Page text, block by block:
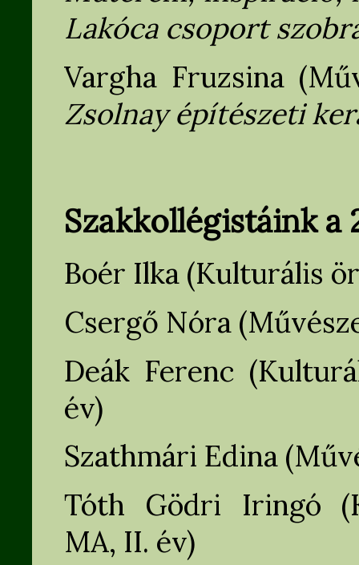
Lakóca csoport
Vargha Fruzsina
Zsolnay építészeti
Szakkollégistáink a
Boér Ilka (Kulturális
Csergő Nóra
Deák Ferenc
év)
Szathmári Edina
Tóth Gödri Iringó
MA, II. év)